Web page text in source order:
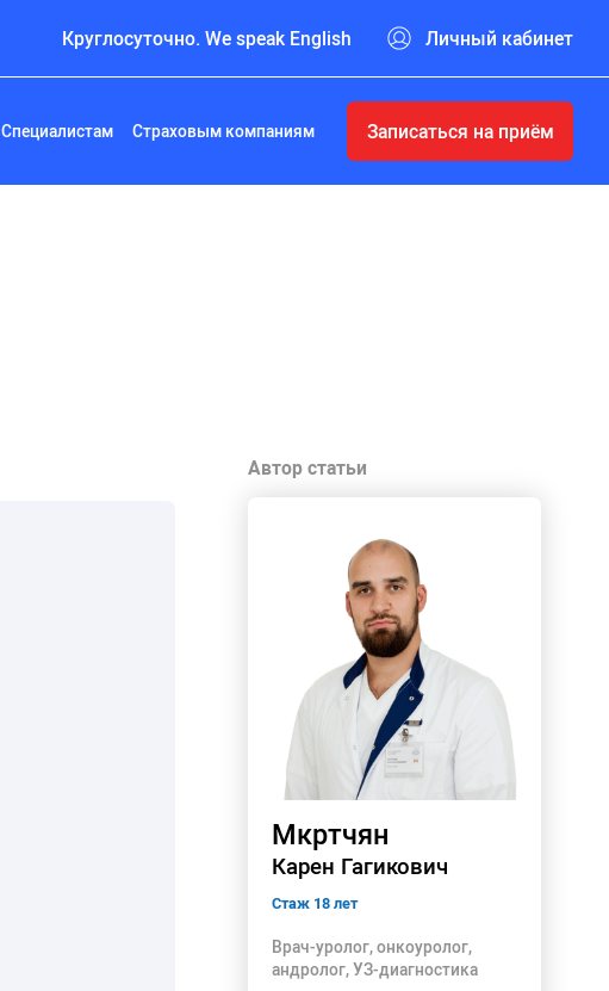
Круглосуточно. We speak English Личный кабинет
Специалистам Страховым компаниям Записаться на приём
Автор статьи
Мкртчян
Карен Гагикович
Стаж 18 лет
Врач-уролог, онкоуролог,
андролог, УЗ-диагностика